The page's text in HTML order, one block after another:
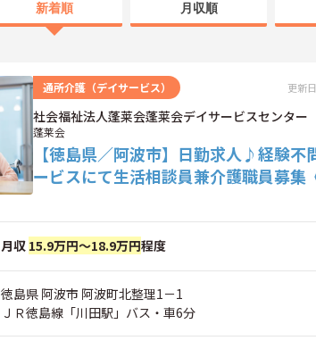
新着順 月収順
通所介護（デイサービス） 更新
社会福祉法人蓬莱会蓬莱会デイサービスセンター
蓬莱会
【徳島県／阿波市】日勤求人♪経験
ービスにて生活相談員兼介護職員募集
月収 15.9万円～18.9万円程度
徳島県 阿波市 阿波町北整理1－1
ＪＲ徳島線「川田駅」バス・車6分